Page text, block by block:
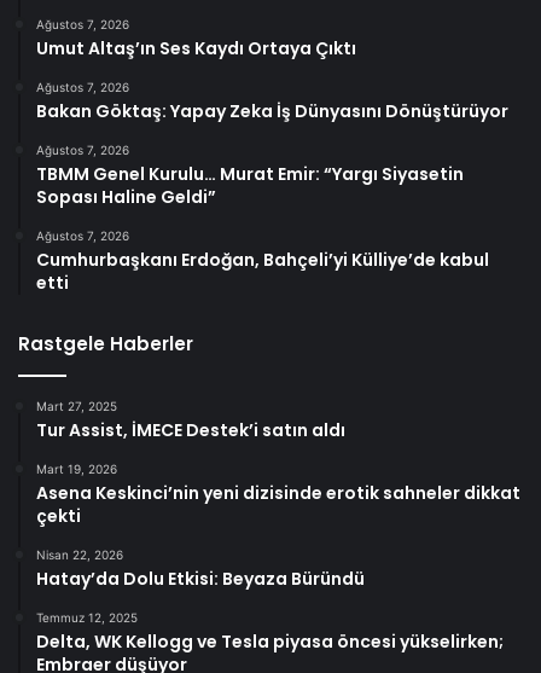
Ağustos 7, 2026
Umut Altaş’ın Ses Kaydı Ortaya Çıktı
Ağustos 7, 2026
Bakan Göktaş: Yapay Zeka İş Dünyasını Dönüştürüyor
Ağustos 7, 2026
TBMM Genel Kurulu… Murat Emir: “Yargı Siyasetin
Sopası Haline Geldi”
Ağustos 7, 2026
Cumhurbaşkanı Erdoğan, Bahçeli’yi Külliye’de kabul
etti
Rastgele Haberler
Mart 27, 2025
Tur Assist, İMECE Destek’i satın aldı
Mart 19, 2026
Asena Keskinci’nin yeni dizisinde erotik sahneler dikkat
çekti
Nisan 22, 2026
Hatay’da Dolu Etkisi: Beyaza Büründü
Temmuz 12, 2025
Delta, WK Kellogg ve Tesla piyasa öncesi yükselirken;
Embraer düşüyor